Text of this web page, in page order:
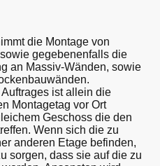
die Montage von
gegebenenfalls die
an Massiv-Wänden, sowie
ist allein die
Montagetag vor Ort
Geschoss die den
Wenn sich die zu
anderen Etage befinden,
sorgen, dass sie auf die zu